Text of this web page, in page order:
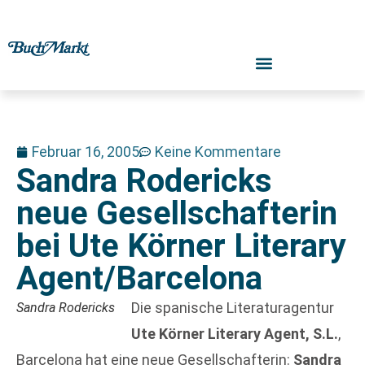
Februar 16, 2005 Keine Kommentare
Sandra Rodericks
neue Gesellschafterin
bei Ute Körner Literary
Agent/Barcelona
Sandra Rodericks
Die spanische Literaturagentur
Ute Körner Literary Agent, S.L.,
Barcelona hat eine neue Gesellschafterin: Sandra